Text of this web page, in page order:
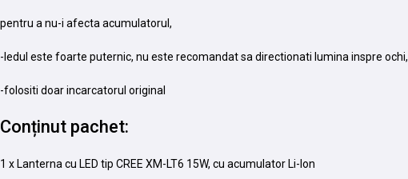
pentru a nu-i afecta acumulatorul,
-ledul este foarte puternic, nu este recomandat sa directionati lumina inspre ochi,
-folositi doar incarcatorul original
Conținut pachet:
1 x Lanterna cu LED tip CREE XM-LT6 15W, cu acumulator Li-Ion